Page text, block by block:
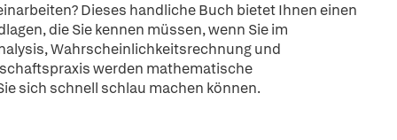
Dieses handliche Buch bietet Ihnen einen
die Sie kennen müssen, wenn Sie im
Wahrscheinlichkeitsrechnung und
werden mathematische
sich schnell schlau machen können.